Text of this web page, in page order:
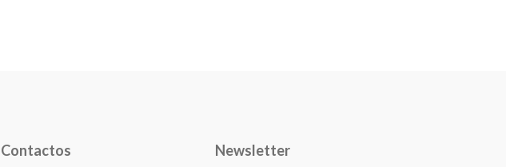
Contactos Newsletter